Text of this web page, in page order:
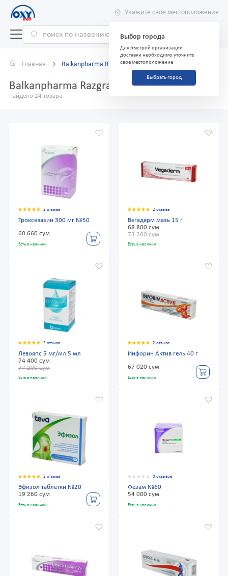
Укажите свое местоположение
Выбор города
Для быстрой организации
доставки необходимо уточнить
свое местоположение
Выбрать город
Главная Balkanpharma Razgrad AD
Balkanpharma Razgrad AD
найдено 24 товара
2 отзыва
Троксевазин 300 мг №50
60 660 сум
Есть в наличии
2 отзыва
Вегадерм мазь 15 г
68 800 сум
73 200 сум
Есть в наличии
2 отзыва
Левояпс 5 мг/мл 5 мл
74 400 сум
77 200 сум
Есть в наличии
2 отзыва
Инфорин Актив гель 40 г
67 020 сум
Есть в наличии
2 отзыва
Эфизол таблетки №20
19 260 сум
Есть в наличии
0 отзывов
Фезам №60
54 000 сум
Есть в наличии